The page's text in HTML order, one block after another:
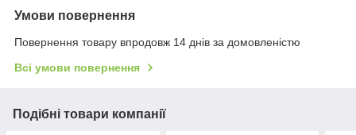
Умови повернення
Повернення товару впродовж 14 днів за домовленістю
Всі умови повернення
Подібні товари компанії